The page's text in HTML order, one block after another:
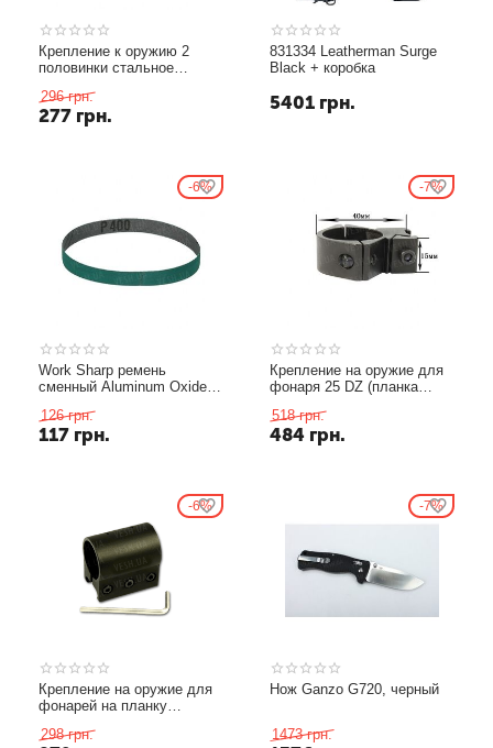
Крепление к оружию 2
половинки стальное
296 грн.
277 грн.
831334 Leatherman Surge
Black + коробка
5401 грн.
6%
Work Sharp ремень
сменный Aluminum Oxide
WSKTS
126 грн.
117 грн.
7%
Крепление на оружие для
фонаря 25 DZ (планка
518 грн.
484 грн.
6%
Крепление на оружие для
фонарей на планку
298 грн.
7%
Нож Ganzo G720, черный
1473 грн.